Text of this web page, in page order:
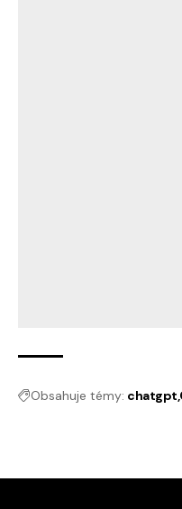
Obsahuje témy: chatgpt